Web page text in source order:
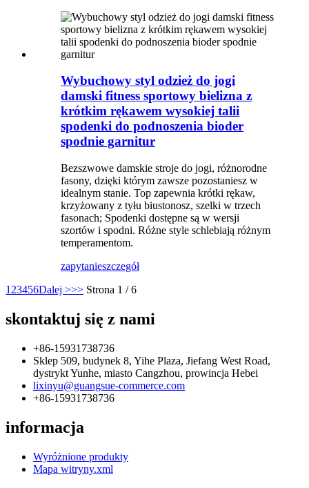
Wybuchowy styl odzież do jogi
damski fitness sportowy bielizna z
krótkim rękawem wysokiej talii
spodenki do podnoszenia bioder
spodnie garnitur
Bezszwowe damskie stroje do jogi, różnorodne
fasony, dzięki którym zawsze pozostaniesz w
idealnym stanie. Top zapewnia krótki rękaw,
krzyżowany z tyłu biustonosz, szelki w trzech
fasonach; Spodenki dostępne są w wersji
szortów i spodni. Różne style schlebiają różnym
temperamentom.
zapytanieszczegół
1 23456Dalej >>> Strona 1 / 6
skontaktuj się z nami
+86-15931738736
Sklep 509, budynek 8, Yihe Plaza, Jiefang West Road,
dystrykt Yunhe, miasto Cangzhou, prowincja Hebei
lixinyu@guangsue-commerce.com
+86-15931738736
informacja
Wyróżnione produkty
Mapa witryny.xml